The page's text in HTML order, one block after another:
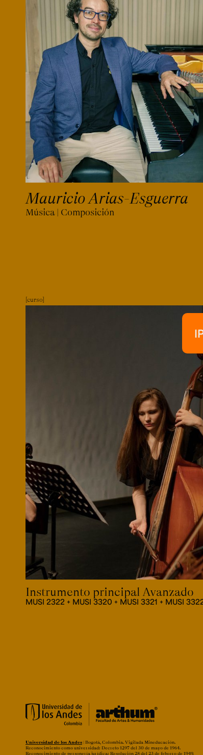
Mauricio Arias-Esguerra
Música | Composición
curso
Instrumento principal Avanzado
MUSI 2322 + MUSI 3320 + MUSI 3321 + MUSI
Universidad de los Andes | Bogotá, Colombia. Vigilada Mineducación.
Reconocimiento como universidad: Decreto 1297 del 30 de mayo de 1964.
Reconocimiento de personería jurídica: Resolución 28 del 23 de febrero de 1949,